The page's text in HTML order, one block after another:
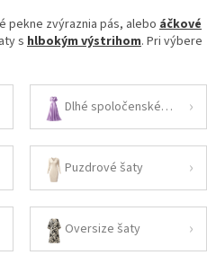
pekne zvýraznia pás, alebo áčkové
s hlbokým výstrihom. Pri výbere
Dlhé spoločenské šaty
Puzdrové šaty
Oversize šaty